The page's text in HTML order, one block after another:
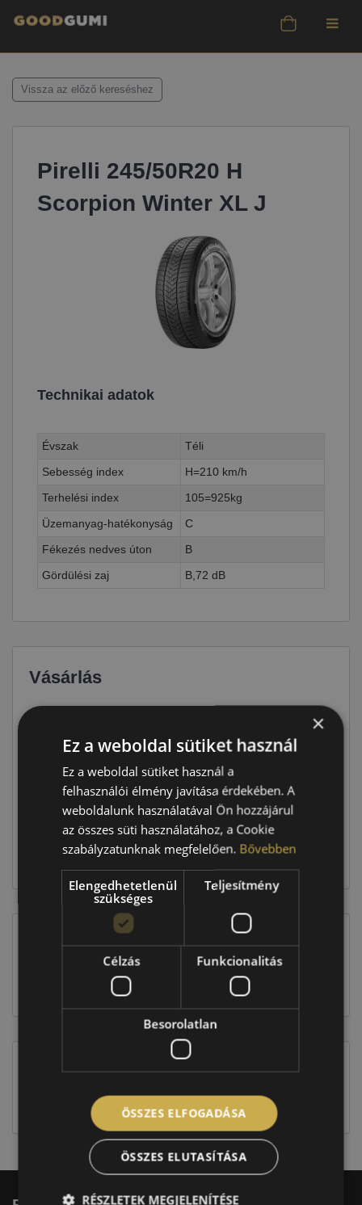
Vissza az előző kereséshez
Pirelli 245/50R20 H
Scorpion Winter XL J
Technikai adatok
Évszak
Téli
Sebesség index
H=210 km/h
Terhelési index
105=925kg
Üzemanyag-hatékonyság
C
Fékezés nedves úton
B
Gördülési zaj
B,72 dB
Vásárlás
87 590 Ft
350 360 Ft
EU-s abroncscímke
Figyelem a feltüntetett címke adatok tájékoztató
címkével ellátott abroncs kerül kiszállításra.
×
Ez a weboldal sütiket használ
Ez a weboldal sütiket használ a
felhasználói élmény javítása érdekében. A
weboldalunk használatával Ön hozzájárul
az összes süti használatához, a Cookie
szabályzatunknak megfelelően. Bővebben
Elengedhetetlenül
szükséges
Teljesítmény
Célzás Funkcionalitás
Besorolatlan
ÖSSZES ELFOGADÁSA
ÖSSZES ELUTASÍTÁSA
RÉSZLETEK MEGJELENÍTÉSE